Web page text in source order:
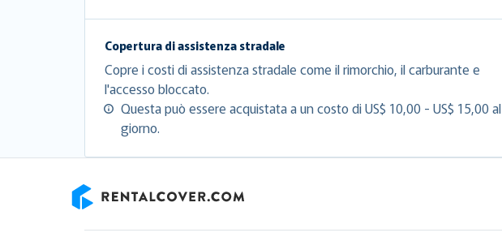
Copertura di assistenza stradale
Copre i costi di assistenza stradale come il rimorchio, il carburante e
l'accesso bloccato.
Questa può essere acquistata a un costo di US$ 10,00 - US$ 15,00 al
giorno.